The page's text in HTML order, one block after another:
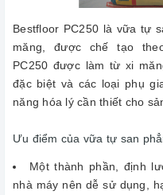
Bestfloor PC250 là vữa tự
măng, được chế tạo
PC250 được làm từ xi
đặc biệt và các loại phụ
năng hóa lý cần thiết cho
Ưu điểm của vữa tự san
Một thành phần, định
nhà máy nên dễ sử dụng,